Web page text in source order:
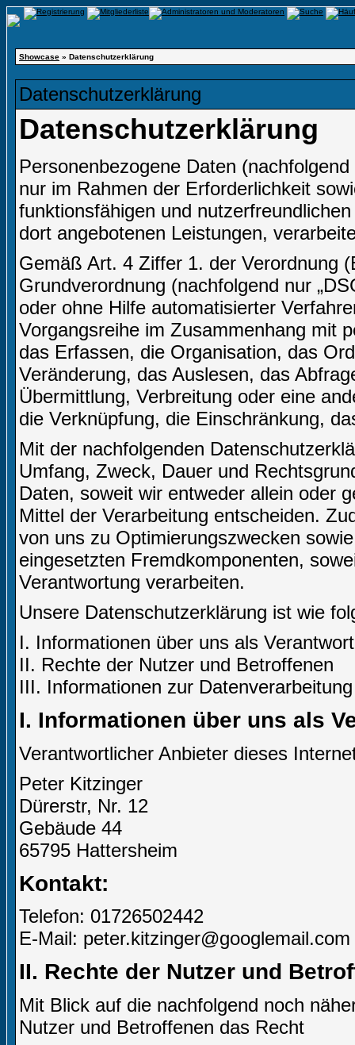
Showcase » Datenschutzerklärung
Datenschutzerklärung
Datenschutzerklärung
Personenbezogene Daten
nur im Rahmen der Erforderlichkeit
funktionsfähigen und
dort angebotenen Leistungen,
Gemäß Art. 4 Ziffer 1. der Verordnung
Grundverordnung (nachfolgend nur
oder ohne Hilfe automatisierter
Vorgangsreihe im Zusammenhang mit
das Erfassen, die Organisation, das
Veränderung, das Auslesen, das
Übermittlung, Verbreitung oder eine
die Verknüpfung, die Einschränkung,
Mit der nachfolgenden
Umfang, Zweck, Dauer und
Daten, soweit wir entweder allein oder
Mittel der Verarbeitung entscheiden.
von uns zu Optimierungszwecken
eingesetzten Fremdkomponenten,
Verantwortung verarbeiten.
Unsere Datenschutzerklärung ist wie
I. Informationen über uns als
II. Rechte der Nutzer und Betroffenen
III. Informationen zur Datenverarbeitung
I. Informationen über uns als
Verantwortlicher Anbieter dieses
Peter Kitzinger
Dürerstr, Nr. 12
Gebäude 44
65795 Hattersheim
Kontakt:
Telefon: 01726502442
E-Mail: peter.kitzinger@googlemail.com
II. Rechte der Nutzer und
Mit Blick auf die nachfolgend noch
Nutzer und Betroffenen das Recht